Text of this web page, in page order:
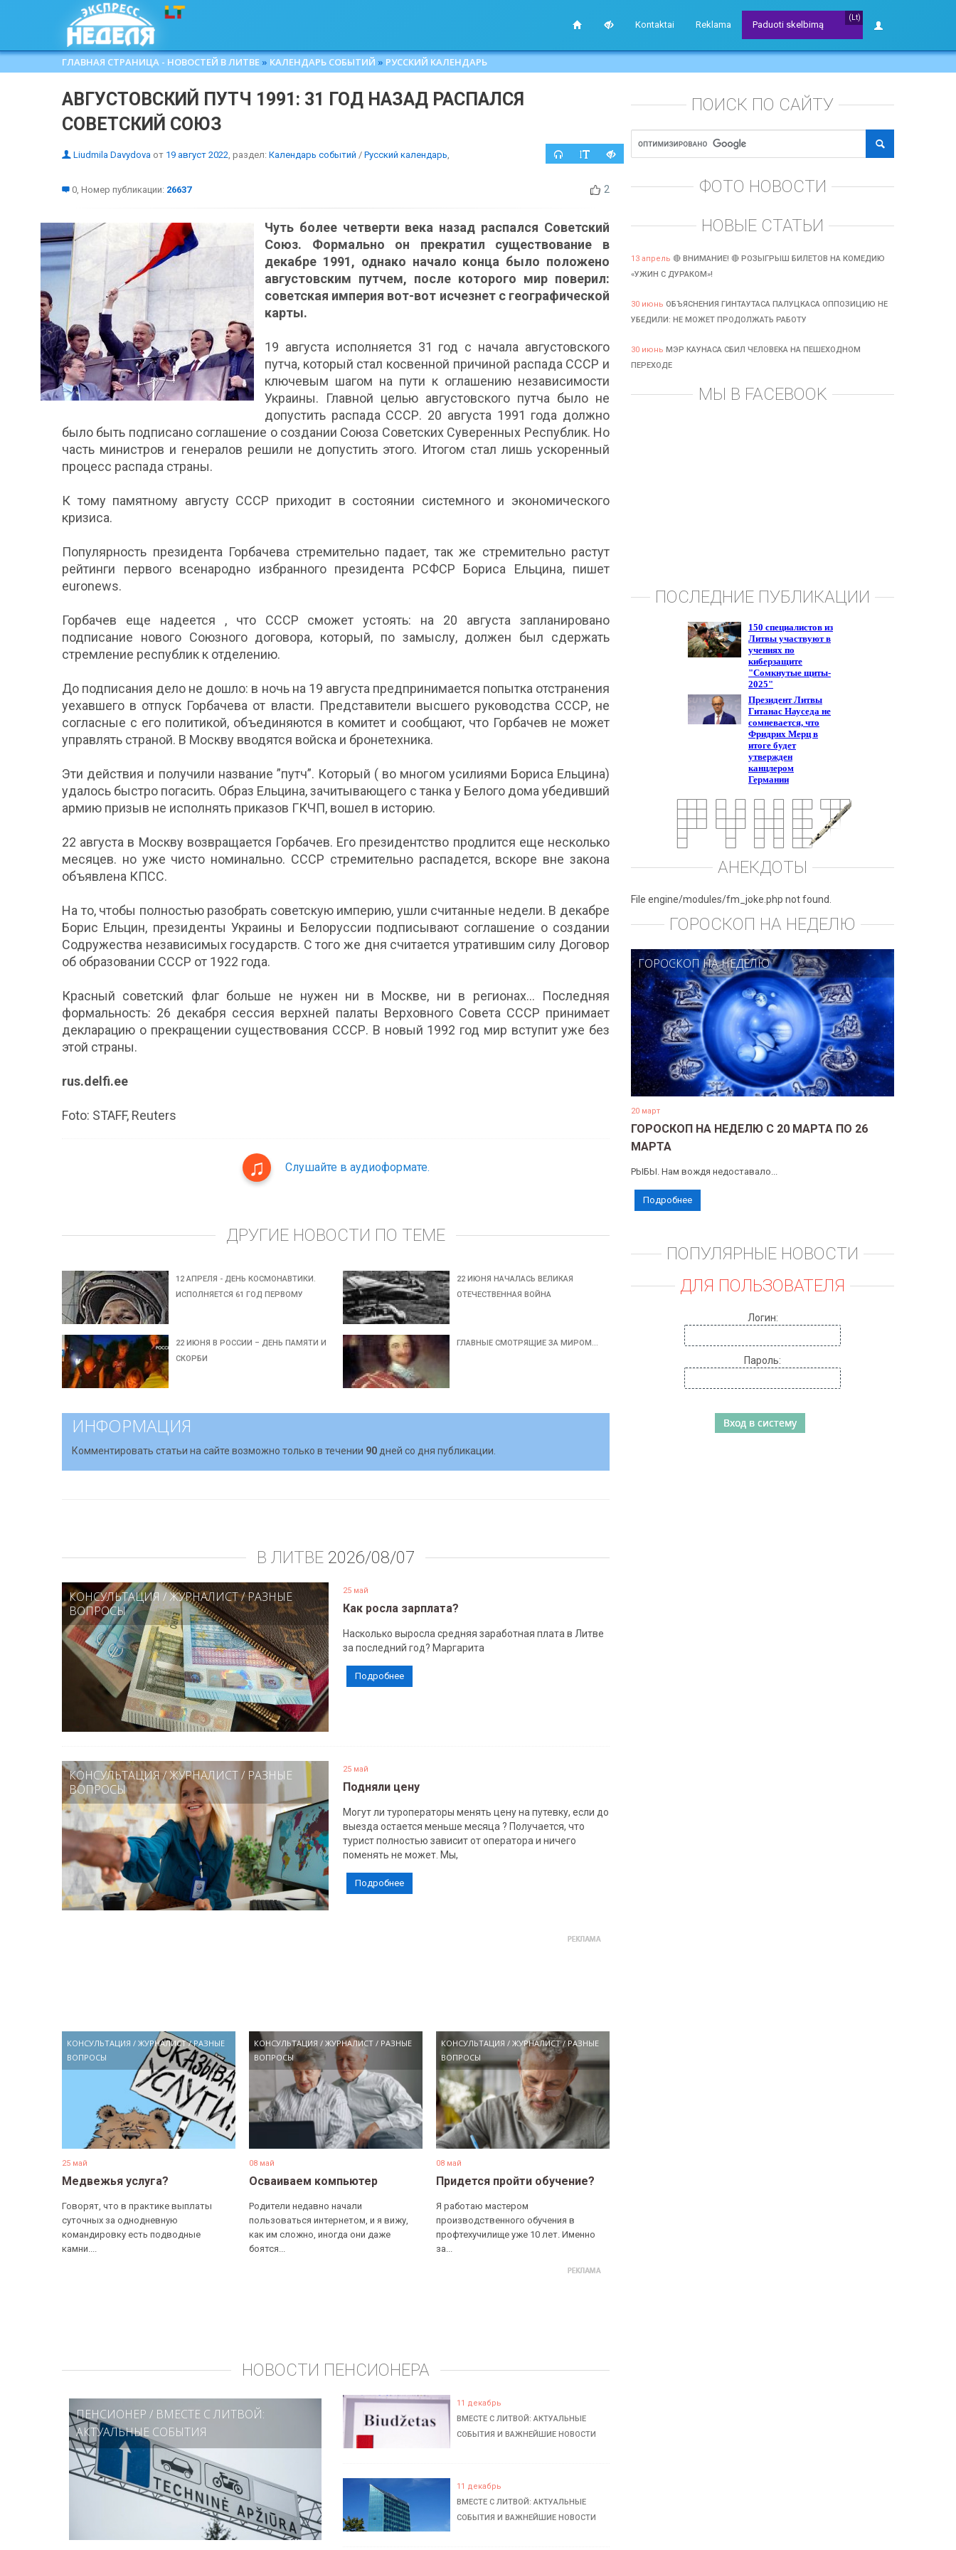
Kontaktai Reklama
(Lt)
Paduoti skelbimą
ГЛАВНАЯ СТРАНИЦА - НОВОСТЕЙ В ЛИТВЕ » КАЛЕНДАРЬ СОБЫТИЙ » РУССКИЙ КАЛЕНДАРЬ
АВГУСТОВСКИЙ ПУТЧ 1991: 31 ГОД НАЗАД РАСПАЛСЯ
СОВЕТСКИЙ СОЮЗ
Liudmila Davydova от 19 август 2022, раздел: Календарь событий / Русский календарь,
0, Номер публикации: 26637 2
Чуть более четверти века назад распался Советский
Союз. Формально он прекратил существование в
декабре 1991, однако начало конца было положено
августовским путчем, после которого мир поверил:
советская империя вот-вот исчезнет с географической
карты.
19 августа исполняется 31 год с начала августовского
путча, который стал косвенной причиной распада СССР и
ключевым шагом на пути к оглашению независимости
Украины. Главной целью августовского путча было не
допустить распада СССР. 20 августа 1991 года должно
было быть подписано соглашение о создании Союза Советских Суверенных Республик. Но
часть министров и генералов решили не допустить этого. Итогом стал лишь ускоренный
процесс распада страны.
К тому памятному августу СССР приходит в состоянии системного и экономического
кризиса.
Популярность президента Горбачева стремительно падает, так же стремительно растут
рейтинги первого всенародно избранного президента РСФСР Бориса Ельцина, пишет
euronews.
Горбачев еще надеется , что СССР сможет устоять: на 20 августа запланировано
подписание нового Союзного договора, который, по замыслу, должен был сдержать
стремление республик к отделению.
До подписания дело не дошло: в ночь на 19 августа предпринимается попытка отстранения
уехавшего в отпуск Горбачева от власти. Представители высшего руководства СССР, не
согласные с его политикой, объединяются в комитет и сообщают, что Горбачев не может
управлять страной. В Москву вводятся войска и бронетехника.
Эти действия и получили название ”путч”. Который ( во многом усилиями Бориса Ельцина)
удалось быстро погасить. Образ Ельцина, зачитывающего с танка у Белого дома убедивший
армию призыв не исполнять приказов ГКЧП, вошел в историю.
22 августа в Москву возвращается Горбачев. Его президентство продлится еще несколько
месяцев. но уже чисто номинально. СССР стремительно распадется, вскоре вне закона
объявлена КПСС.
На то, чтобы полностью разобрать советскую империю, ушли считанные недели. В декабре
Борис Ельцин, президенты Украины и Белоруссии подписывают соглашение о создании
Содружества независимых государств. С того же дня считается утратившим силу Договор
об образовании СССР от 1922 года.
Красный советский флаг больше не нужен ни в Москве, ни в регионах… Последняя
формальность: 26 декабря сессия верхней палаты Верховного Совета СССР принимает
декларацию о прекращении существования СССР. В новый 1992 год мир вступит уже без
этой страны.
rus.delfi.ee
Foto: STAFF, Reuters
Слушайте в аудиоформате.
ДРУГИЕ НОВОСТИ ПО ТЕМЕ
12 АПРЕЛЯ - ДЕНЬ КОСМОНАВТИКИ.
ИСПОЛНЯЕТСЯ 61 ГОД ПЕРВОМУ
22 ИЮНЯ НАЧАЛАСЬ ВЕЛИКАЯ
ОТЕЧЕСТВЕННАЯ ВОЙНА
22 ИЮНЯ В РОССИИ – ДЕНЬ ПАМЯТИ И
СКОРБИ
ГЛАВНЫЕ СМОТРЯЩИЕ ЗА МИРОМ…
ИНФОРМАЦИЯ
Комментировать статьи на сайте возможно только в течении 90 дней со дня публикации.
В ЛИТВЕ 2026/08/07
КОНСУЛЬТАЦИЯ /ЖУРНАЛИСТ/РАЗНЫЕ
ВОПРОСЫ
25 май
Как росла зарплата?
Насколько выросла средняя заработная плата в Литве
за последний год? Маргарита
Подробнее
КОНСУЛЬТАЦИЯ/ЖУРНАЛИСТ/ РАЗНЫЕ
ВОПРОСЫ
25 май
Подняли цену
Могут ли туроператоры менять цену на путевку, если до
выезда остается меньше месяца ? Получается, что
турист полностью зависит от оператора и ничего
поменять не может. Мы,
Подробнее
КОНСУЛЬТАЦИЯ / ЖУРНАЛИСТ/РАЗНЫЕ
ВОПРОСЫ
25 май
Медвежья услуга?
Говорят, что в практике выплаты
суточных за однодневную
командировку есть подводные
камни....
КОНСУЛЬТАЦИЯ /ЖУРНАЛИСТ / РАЗНЫЕ
ВОПРОСЫ
08 май
Осваиваем компьютер
Родители недавно начали
пользоваться интернетом, и я вижу,
как им сложно, иногда они даже
боятся...
КОНСУЛЬТАЦИЯ /ЖУРНАЛИСТ/ РАЗНЫЕ
ВОПРОСЫ
08 май
Придется пройти обучение?
Я работаю мастером
производственного обучения в
профтехучилище уже 10 лет. Именно
за...
НОВОСТИ ПЕНСИОНЕРА
ПЕНСИОНЕР / ВМЕСТЕ С ЛИТВОЙ:
АКТУАЛЬНЫЕ СОБЫТИЯ
11 декабрь
ВМЕСТЕ С ЛИТВОЙ: АКТУАЛЬНЫЕ
СОБЫТИЯ И ВАЖНЕЙШИЕ НОВОСТИ
11 декабрь
ВМЕСТЕ С ЛИТВОЙ: АКТУАЛЬНЫЕ
СОБЫТИЯ И ВАЖНЕЙШИЕ НОВОСТИ
ПОИСК ПО САЙТУ
ФОТО НОВОСТИ
НОВЫЕ СТАТЬИ
13 апрель 🔴 ВНИМАНИЕ! 🔴 РОЗЫГРЫШ БИЛЕТОВ НА КОМЕДИЮ
«УЖИН С ДУРАКОМ»!
30 июнь ОБЪЯСНЕНИЯ ГИНТАУТАСА ПАЛУЦКАСА ОППОЗИЦИЮ НЕ
УБЕДИЛИ: НЕ МОЖЕТ ПРОДОЛЖАТЬ РАБОТУ
30 июнь МЭР КАУНАСА СБИЛ ЧЕЛОВЕКА НА ПЕШЕХОДНОМ
ПЕРЕХОДЕ
МЫ В FACEBOOK
ПОСЛЕДНИЕ ПУБЛИКАЦИИ
АНЕКДОТЫ
File engine/modules/fm_joke.php not found.
ГОРОСКОП НА НЕДЕЛЮ
ГОРОСКОП НА НЕДЕЛЮ
20 март
ГОРОСКОП НА НЕДЕЛЮ С 20 МАРТА ПО 26
МАРТА
РЫБЫ. Нам вождя недоставало...
Подробнее
ПОПУЛЯРНЫЕ НОВОСТИ
ДЛЯ ПОЛЬЗОВАТЕЛЯ
Логин:
Пароль: